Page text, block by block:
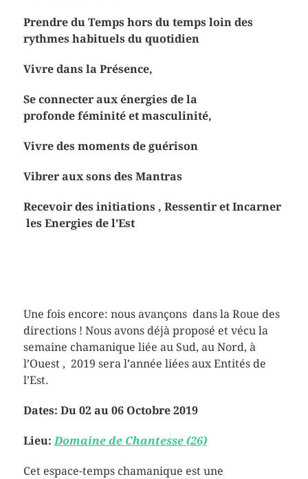
Prendre du Temps hors du temps loin des
rythmes habituels du quotidien
Vivre dans la Présence,
Se connecter aux énergies de la
profonde féminité et masculinité,
Vivre des moments de guérison
Vibrer aux sons des Mantras
Recevoir des initiations , Ressentir et Incarner
les Energies de l’Est
Une fois encore: nous avançons dans la Roue des
directions ! Nous avons déjà proposé et vécu la
semaine chamanique liée au Sud, au Nord, à
l’Ouest , 2019 sera l’année liées aux Entités de
l’Est.
Dates: Du 02 au 06 Octobre 2019
Lieu:Domaine de Chantesse (26)
Cet espace-temps chamanique est une